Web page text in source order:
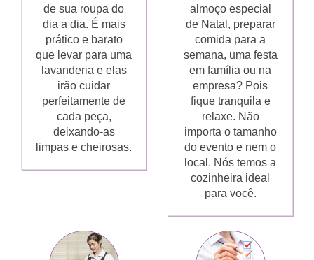
de sua roupa do
dia a dia. É mais
prático e barato
que levar para uma
lavanderia e elas
irão cuidar
perfeitamente de
cada peça,
deixando-as
limpas e cheirosas.
almoço especial
de Natal, preparar
comida para a
semana, uma festa
em família ou na
empresa? Pois
fique tranquila e
relaxe. Não
importa o tamanho
do evento e nem o
local. Nós temos a
cozinheira ideal
para você.